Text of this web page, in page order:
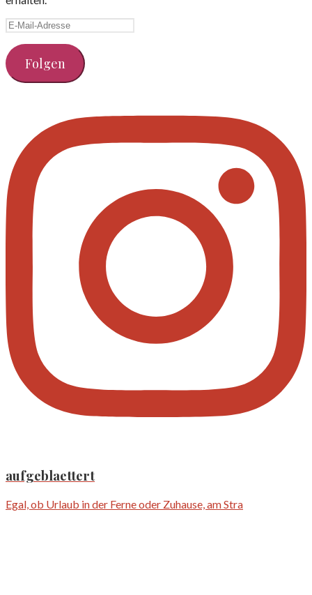
E-
Adresse
Folgen
aufgeblaettert
Egal, ob Urlaub in der Ferne oder Zuhause, am Stra